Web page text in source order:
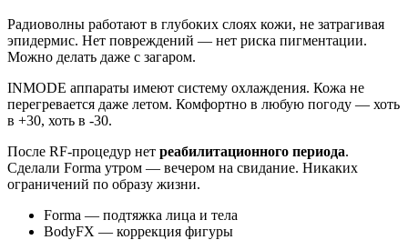
Радиоволны работают в глубоких слоях кожи, не затрагивая
эпидермис. Нет повреждений — нет риска пигментации.
Можно делать даже с загаром.
INMODE аппараты имеют систему охлаждения. Кожа не
перегревается даже летом. Комфортно в любую погоду — хоть
в +30, хоть в -30.
После RF-процедур нет реабилитационного периода.
Сделали Forma утром — вечером на свидание. Никаких
ограничений по образу жизни.
Forma — подтяжка лица и тела
BodyFX — коррекция фигуры